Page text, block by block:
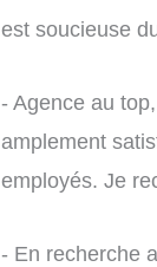
est soucieuse
- Agence au
amplement
employés. Je
- En recherche